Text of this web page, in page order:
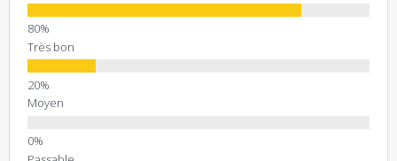
Très bon
Moyen